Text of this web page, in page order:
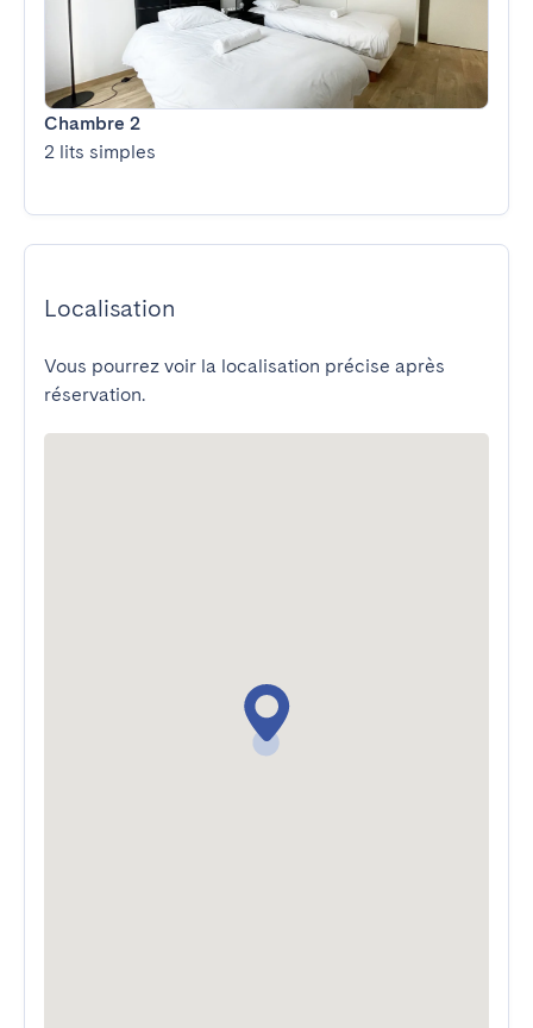
Chambre 2
2 lits simples
Localisation
Vous pourrez voir la localisation précise après
réservation.